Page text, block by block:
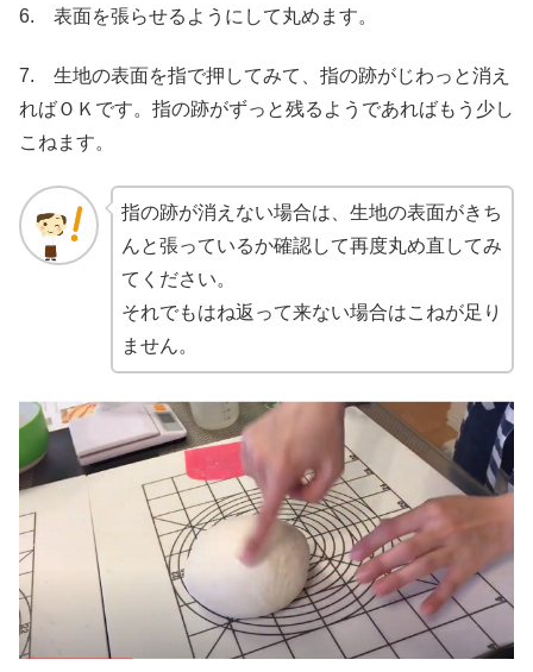
6. 表面を張らせるようにして丸めます。
7. 生地の表面を指で押してみて、指の跡がじわっと消え
ればＯＫです。指の跡がずっと残るようであればもう少し
こねます。
指の跡が消えない場合は、生地の表面がきち
んと張っているか確認して再度丸め直してみ
てください。
それでもはね返って来ない場合はこねが足り
ません。